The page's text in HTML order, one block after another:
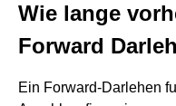
Wie lange
Forward
Ein Forward-Darlehen